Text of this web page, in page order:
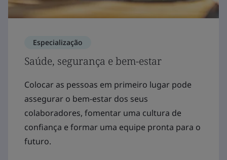
Especialização
Saúde, segurança e bem-estar
Colocar as pessoas em primeiro lugar pode
assegurar o bem-estar dos seus
colaboradores, fomentar uma cultura de
confiança e formar uma equipe pronta para o
futuro.